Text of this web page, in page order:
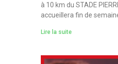
à 10 km du STADE
accueillera fin de
Lire la suite